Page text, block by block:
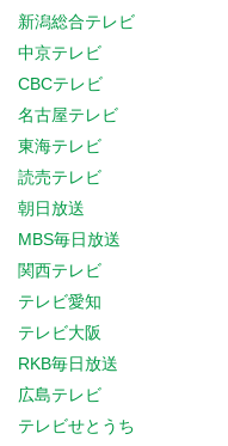
新潟総合テレビ
中京テレビ
CBCテレビ
名古屋テレビ
東海テレビ
読売テレビ
朝日放送
MBS毎日放送
関西テレビ
テレビ愛知
テレビ大阪
RKB毎日放送
広島テレビ
テレビせとうち